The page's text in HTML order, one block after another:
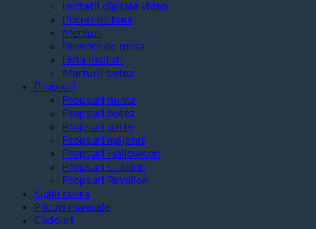
Invitatii digitale video
Plicuri de bani
Meniuri
Numere de masa
Lista invitati
Marturii botez
Propsuri
Propsuri nunta
Propsuri botez
Propsuri party
Propsuri majorat
Propsuri Halloween
Propsuri Craciun
Propsuri Revelion
Sigilii ceara
Plicuri manuale
Cadouri